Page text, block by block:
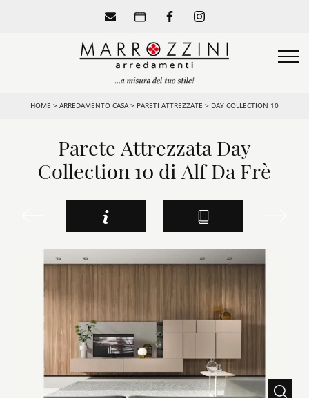
HOME > ARREDAMENTO CASA> PARETI ATTREZZATE > DAY COLLECTION 10
Parete Attrezzata Day
Collection 10 di Alf Da Frè